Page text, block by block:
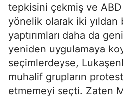
tepkisini çekmiş ve ABD
yönelik olarak iki yıldan
yaptırımları daha da
yeniden uygulamaya
seçimlerdeyse,
muhalif grupların
etmemeyi seçti. Zaten